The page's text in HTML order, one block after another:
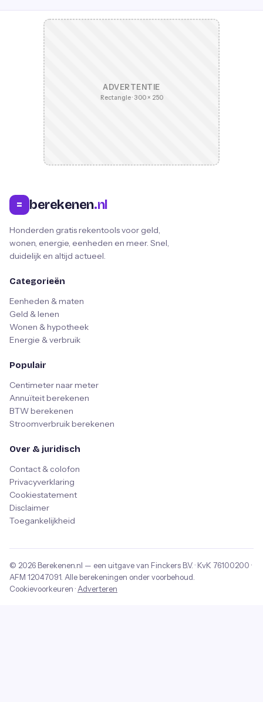
ADVERTENTIE
Rectangle · 300 × 250
= berekenen.nl
Honderden gratis rekentools voor geld,
wonen, energie, eenheden en meer. Snel,
duidelijk en altijd actueel.
Categorieën
Eenheden & maten
Geld & lenen
Wonen & hypotheek
Energie & verbruik
Populair
Centimeter naar meter
Annuïteit berekenen
BTW berekenen
Stroomverbruik berekenen
Over & juridisch
Contact & colofon
Privacyverklaring
Cookiestatement
Disclaimer
Toegankelijkheid
© 2026 Berekenen.nl — een uitgave van Finckers B.V. · KvK 76100200 ·
AFM 12047091 . Alle berekeningen onder voorbehoud.
Cookievoorkeuren · Adverteren